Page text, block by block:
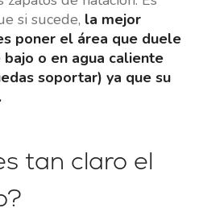
si sucede, la mejor
poner el área que duele
o en agua caliente
soportar) ya que su
tan claro el